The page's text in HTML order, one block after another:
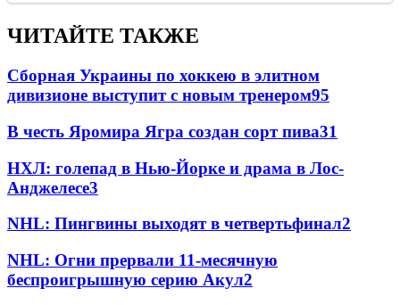
ЧИТАЙТЕ ТАКЖЕ
Сборная Украины по хоккею в элитном
дивизионе выступит с новым тренером95
В честь Яромира Ягра создан сорт пива31
НХЛ: голепад в Нью-Йорке и драма в Лос-
Анджелесе3
NHL: Пингвины выходят в четвертьфинал2
NHL: Огни прервали 11-месячную
беспроигрышную серию Акул2